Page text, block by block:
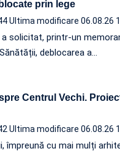
prin lege
Ultima modificare 06.08.26
solicitat, printr-un
deblocarea a…
Centrul Vechi.
Ultima modificare 06.08.26
împreună cu mai mulți